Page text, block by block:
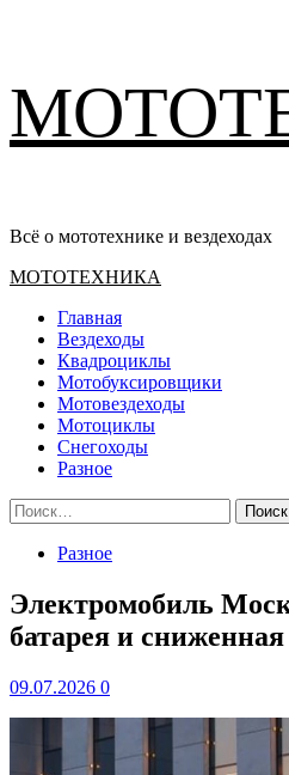
содержимому
Всё о мототехнике и вездеходах
Основное
МОТОТЕХНИКА
Главная
Вездеходы
Квадроциклы
Мотобуксировщики
Мотовездеходы
Мотоциклы
Снегоходы
Разное
Найти:
Разное
Электромобиль
батарея и
09.07.2026 0